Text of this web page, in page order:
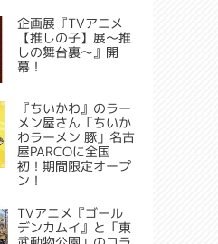
企画展『TVアニメ
【推しの子】展～推
しの舞台裏～』開
幕！
『ちいかわ』のラー
メン屋さん「ちいか
わラーメン 豚」名古
屋PARCOに全国
初！期間限定オープ
ン！
TVアニメ『ゴール
デンカムイ』と「東